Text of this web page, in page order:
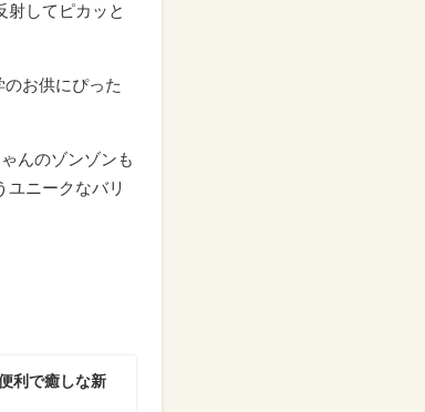
射してピカッと
お供にぴった
んのゾンゾンも
ニークなバリ
利で癒しな新